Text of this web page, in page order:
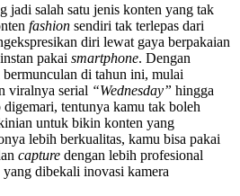
jadi salah satu jenis konten yang tak
fashion sendiri tak terlepas dari
diri lewat gaya berpakaian
pakai smartphone. Dengan
bermunculan di tahun ini, mulai
viralnya serial “Wednesday” hingga
tentunya kamu tak boleh
untuk bikin konten yang
lebih berkualitas, kamu bisa pakai
capture dengan lebih profesional
dibekali inovasi kamera